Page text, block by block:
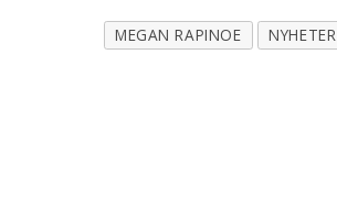
MEGAN RAPINOE NYHETER